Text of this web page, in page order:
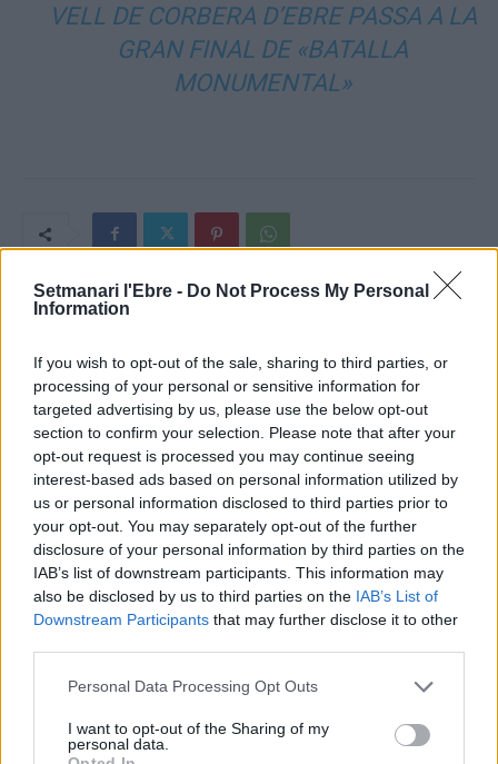
Setmanari l'Ebre - Do Not Process My Personal
Information
If you wish to opt-out of the sale, sharing to third parties, or
processing of your personal or sensitive information for
targeted advertising by us, please use the below opt-out
section to confirm your selection. Please note that after your
opt-out request is processed you may continue seeing
interest-based ads based on personal information utilized by
us or personal information disclosed to third parties prior to
your opt-out. You may separately opt-out of the further
disclosure of your personal information by third parties on the
IAB’s list of downstream participants. This information may
also be disclosed by us to third parties on the IAB’s List of
Downstream Participants that may further disclose it to other
Personal Data Processing Opt Outs
I want to opt-out of the Sharing of my
personal data.
VELL DE CORBERA D’EBRE PASSA A LA
GRAN FINAL DE «BATALLA
MONUMENTAL»
Detingut el conductor que va
conduir temeràriament
provocant un accident de
trànsit al centre de Tortosa
La proposta de climatització
sostenible de l’Institut 3
d’Abril, guanyador dels
pressupostos participatius a
Móra la Nova